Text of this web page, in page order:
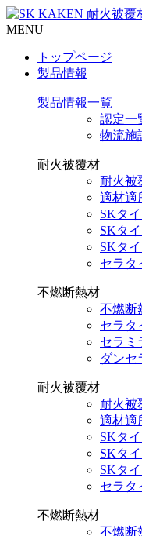
MENU
トップページ
製品情報
製品情報一覧
認定一
物流施
耐火被覆材
耐火被
適材適
SKタ
SKタ
SKタ
セラタ
不燃断熱材
不燃断
セラタ
セラミ
ダンセ
耐火被覆材
耐火被
適材適
SKタ
SKタ
SKタ
セラタ
不燃断熱材
不燃断